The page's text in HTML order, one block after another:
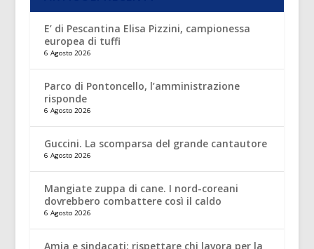
E’ di Pescantina Elisa Pizzini, campionessa
europea di tuffi
6 Agosto 2026
Parco di Pontoncello, l’amministrazione
risponde
6 Agosto 2026
Guccini. La scomparsa del grande cantautore
6 Agosto 2026
Mangiate zuppa di cane. I nord-coreani
dovrebbero combattere così il caldo
6 Agosto 2026
Amia e sindacati: rispettare chi lavora per la